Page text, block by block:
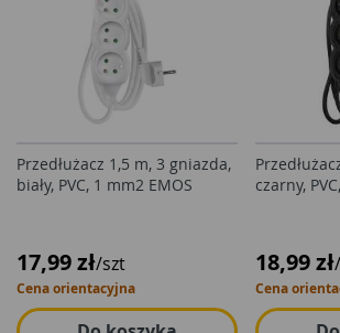
Przedłużacz 1,5 m, 3 gniazda,
biały, PVC, 1 mm2 EMOS
17,99 zł/szt
Cena orientacyjna
czarny,
18,99 zł
Cena